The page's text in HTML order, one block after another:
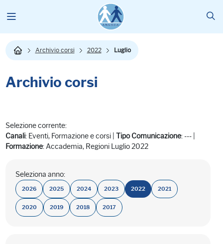
Archivio corsi 2022 Luglio
Archivio corsi
Selezione corrente:
Canali: Eventi, Formazione e corsi | Tipo Comunicazione: --- |
Formazione: Accademia, Regioni Luglio 2022
Seleziona anno:
2026 2025 2024 2023 2022 2021
2020 2019 2018 2017